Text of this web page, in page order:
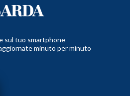
sul tuo smartphone
minuto per minuto